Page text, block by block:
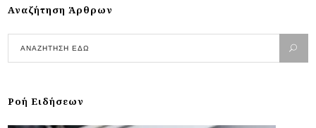
Αναζήτηση Άρθρων
Ροή Ειδήσεων